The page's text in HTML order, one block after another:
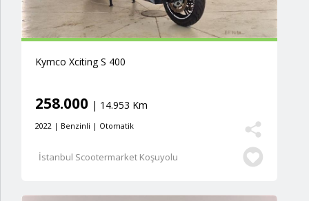
Kymco Xciting S 400
258.000 | 14.953 Km
2022 | Benzinli | Otomatik
İstanbul Scootermarket Koşuyolu